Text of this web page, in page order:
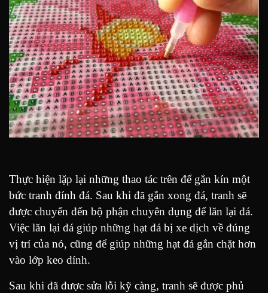
Thực hiện lặp lại những thao tác trên để gắn kín một
bức tranh đính đá. Sau khi đã gắn xong đá, tranh sẽ
được chuyển đến bộ phận chuyên dụng để lăn lại đá.
Việc lăn lại đá giúp những hạt đá bị xe dịch về đúng
vị trí của nó, cũng để giúp những hạt đá gắn chặt hơn
vào lớp keo dính.
Sau khi đã được sửa lỗi kỹ càng, tranh sẽ được phủ